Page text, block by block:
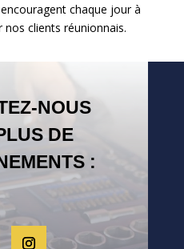
chaque jour à
clients réunionnais.
NOUS
DE
: